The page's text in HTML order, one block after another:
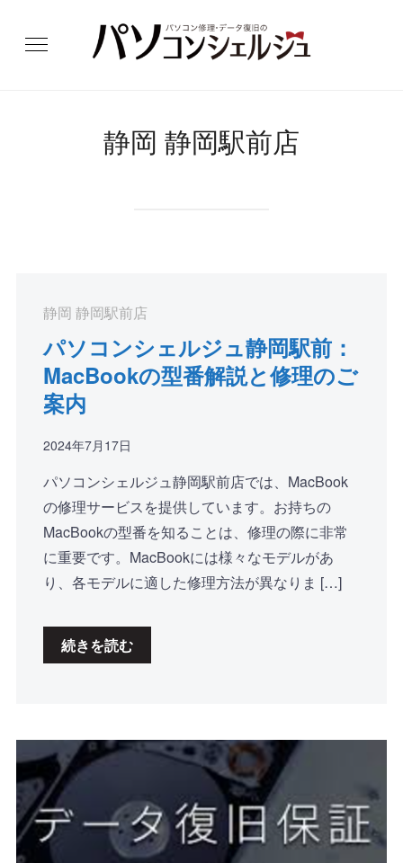
静岡 静岡駅前店
静岡 静岡駅前店
パソコンシェルジュ静岡駅前：
MacBookの型番解説と修理のご
案内
2024年7月17日
パソコンシェルジュ静岡駅前店では、MacBook
の修理サービスを提供しています。お持ちの
MacBookの型番を知ることは、修理の際に非常
に重要です。MacBookには様々なモデルがあ
り、各モデルに適した修理方法が異なりま […]
続きを読む